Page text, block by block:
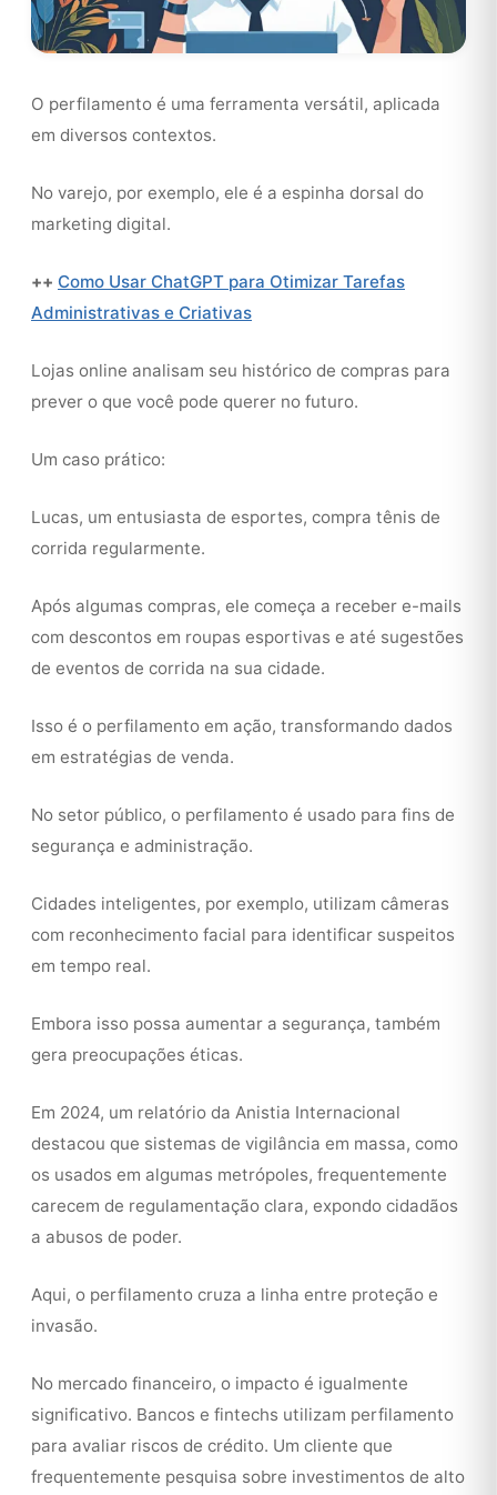
O perfilamento é uma ferramenta versátil, aplicada
em diversos contextos.
No varejo, por exemplo, ele é a espinha dorsal do
marketing digital.
++ Como Usar ChatGPT para Otimizar Tarefas
Administrativas e Criativas
Lojas online analisam seu histórico de compras para
prever o que você pode querer no futuro.
Um caso prático:
Lucas, um entusiasta de esportes, compra tênis de
corrida regularmente.
Após algumas compras, ele começa a receber e-mails
com descontos em roupas esportivas e até sugestões
de eventos de corrida na sua cidade.
Isso é o perfilamento em ação, transformando dados
em estratégias de venda.
No setor público, o perfilamento é usado para fins de
segurança e administração.
Cidades inteligentes, por exemplo, utilizam câmeras
com reconhecimento facial para identificar suspeitos
em tempo real.
Embora isso possa aumentar a segurança, também
gera preocupações éticas.
Em 2024, um relatório da Anistia Internacional
destacou que sistemas de vigilância em massa, como
os usados em algumas metrópoles, frequentemente
carecem de regulamentação clara, expondo cidadãos
a abusos de poder.
Aqui, o perfilamento cruza a linha entre proteção e
invasão.
No mercado financeiro, o impacto é igualmente
significativo. Bancos e fintechs utilizam perfilamento
para avaliar riscos de crédito. Um cliente que
frequentemente pesquisa sobre investimentos de alto